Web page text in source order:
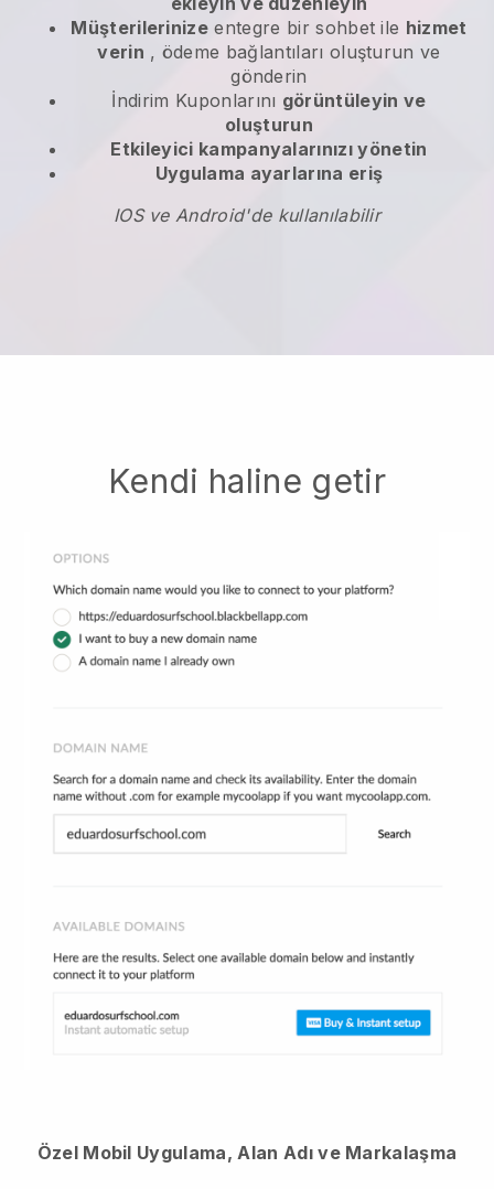
Müşterilerinize entegre bir sohbet ile hizmet
verin , ödeme bağlantıları oluşturun ve
gönderin
İndirim Kuponlarını görüntüleyin ve
oluşturun
Etkileyici kampanyalarınızı yönetin
Uygulama ayarlarına eriş
IOS ve Android'de kullanılabilir
Kendi haline getir
Özel Mobil Uygulama, Alan Adı ve Markalaşma